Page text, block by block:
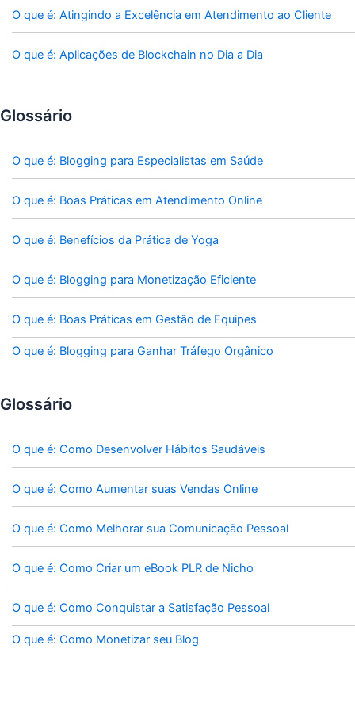
O que é: Atingindo a Excelência em Atendimento ao Cliente
O que é: Aplicações de Blockchain no Dia a Dia
Glossário
O que é: Blogging para Especialistas em Saúde
O que é: Boas Práticas em Atendimento Online
O que é: Benefícios da Prática de Yoga
O que é: Blogging para Monetização Eficiente
O que é: Boas Práticas em Gestão de Equipes
O que é: Blogging para Ganhar Tráfego Orgânico
Glossário
O que é: Como Desenvolver Hábitos Saudáveis
O que é: Como Aumentar suas Vendas Online
O que é: Como Melhorar sua Comunicação Pessoal
O que é: Como Criar um eBook PLR de Nicho
O que é: Como Conquistar a Satisfação Pessoal
O que é: Como Monetizar seu Blog